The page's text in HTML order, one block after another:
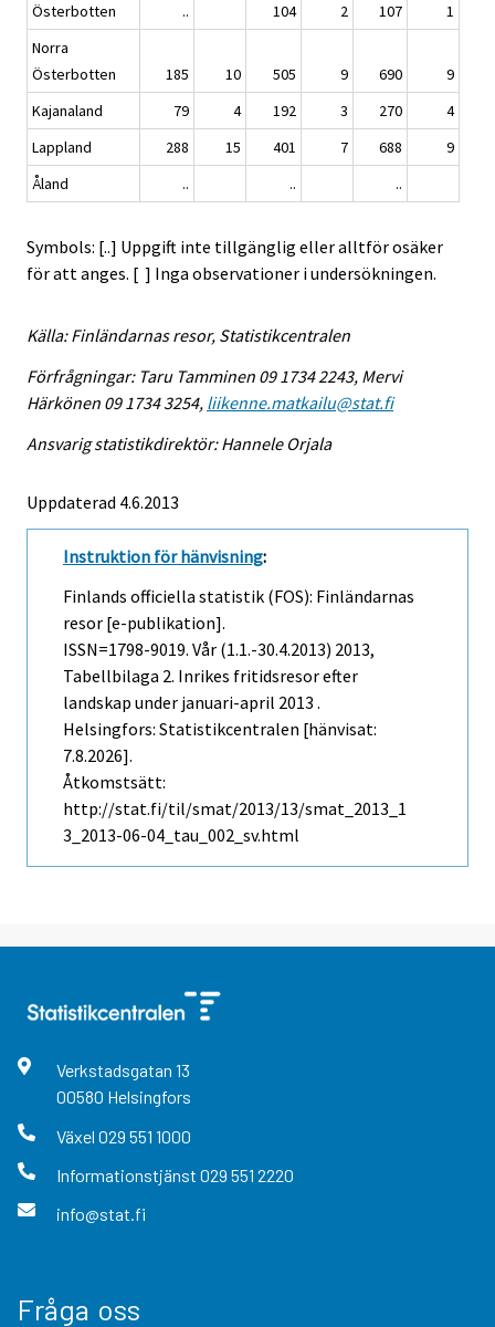
Österbotten
.. 104 2 107
1
Norra
Österbotten
185 10 505 9 690
9
Kajanaland
79 4 192 3 270
4
Lappland
288 15 401 7 688
9
Åland
.. .. ..
Symbols: [..] Uppgift inte tillgänglig eller alltför osäker
för att anges. [ ] Inga observationer i undersökningen.
Källa: Finländarnas resor, Statistikcentralen
Förfrågningar: Taru Tamminen 09 1734 2243, Mervi
Härkönen 09 1734 3254, liikenne.matkailu@stat.fi
Ansvarig statistikdirektör: Hannele Orjala
Uppdaterad 4.6.2013
Instruktion för hänvisning:
Finlands officiella statistik (FOS): Finländarnas
resor [e-publikation].
ISSN=1798-9019. Vår (1.1.-30.4.2013) 2013,
Tabellbilaga 2. Inrikes fritidsresor efter
landskap under januari-april 2013 .
Helsingfors: Statistikcentralen [hänvisat:
7.8.2026].
Åtkomstsätt:
http://stat.fi/til/smat/2013/13/smat_2013_1
3_2013-06-04_tau_002_sv.html
Verkstadsgatan 13
00580 Helsingfors
Växel 029 551 1000
Informationstjänst 029 551 2220
info@stat.fi
Fråga oss